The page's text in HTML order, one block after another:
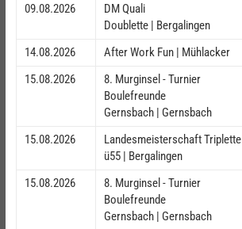
09.08.2026
DM Quali
Doublette | Bergalingen
14.08.2026
After Work Fun | Mühlacker
15.08.2026
8. Murginsel - Turnier
Boulefreunde
Gernsbach | Gernsbach
15.08.2026
Landesmeisterschaft Triplette
ü55 | Bergalingen
15.08.2026
8. Murginsel - Turnier
Boulefreunde
Gernsbach | Gernsbach